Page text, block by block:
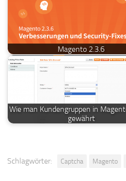
Magento 2.3.6
Wie man Kundengruppen in
gewährt
Schlagwörter: Captcha Magento